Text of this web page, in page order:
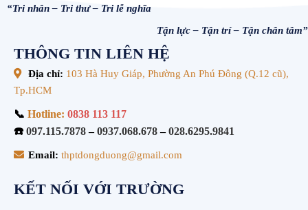
“Tri nhân – Tri thư – Tri lễ nghĩa
Tận lực – Tận trí – Tận chân tâm”
THÔNG TIN LIÊN HỆ
Địa chỉ: 103 Hà Huy Giáp, Phường An Phú Đông (Q.12 cũ),
Tp.HCM
📞 Hotline: 0838 113 117
☎️ 097.115.7878–0937.068.678–028.6295.9841
Email: thptdongduong@gmail.com
KẾT NỐI VỚI TRƯỜNG